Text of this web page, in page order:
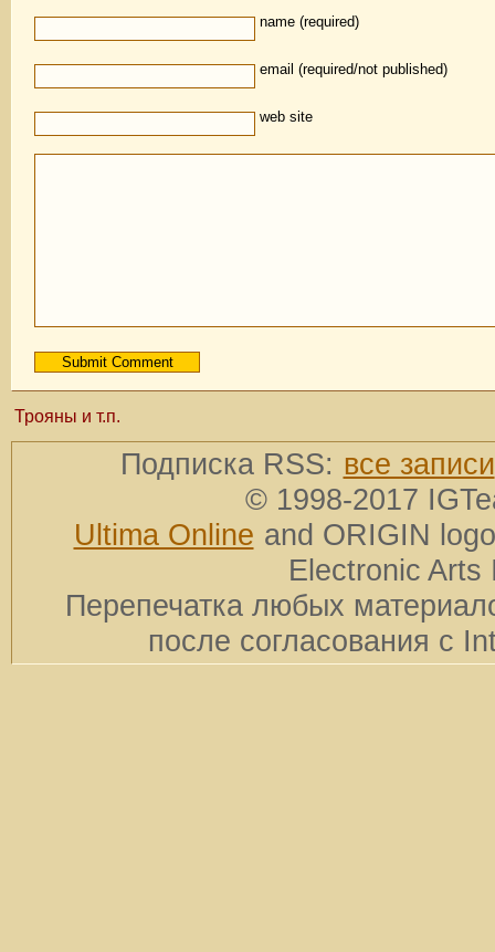
name (required)
email (required/not published)
web site
Трояны и т.п.
Подписка RSS: все записи
© 1998-2017
Ultima Online and ORIGIN
Electronic Arts
Перепечатка любых
после согласования с